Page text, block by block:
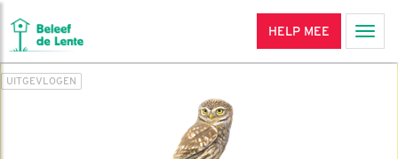
HELP MEE
UITGEVLOGEN